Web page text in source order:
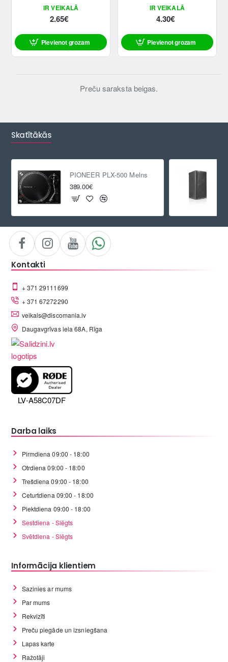
IR VEIKALĀ
2.65€
Pievienot grozam
IR VEIKALĀ
4.30€
Pievienot grozam
Preču saraksta beigas.
Skatītākās
PIONEER PLX-500 Melns
389.00€
Kontakti
+ 371 29111699
+ 371 67272290
veikals@discomania.lv
Daugavgrīvas iela 68A, Rīga
LV-A58C07DF
Darba laiks
Pirmdiena 09:00 - 18:00
Otrdiena 09:00 - 18:00
Trešdiena 09:00 - 18:00
Ceturtdiena 09:00 - 18:00
Piektdiena 09:00 - 18:00
Sestdiena - Slēgts
Svētdiena - Slēgts
Informācija klientiem
Sazinies ar mums
Par mums
Rekvizīti
Preču piegāde un izsniegšana
Lapas karte
Ražotāji